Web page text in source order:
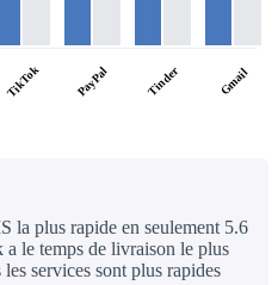
TikTok PayPal Tinder Gmail
la plus rapide en seulement 5.6
a le temps de livraison le plus
services sont plus rapides